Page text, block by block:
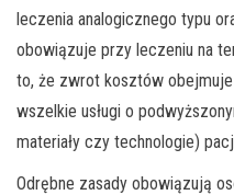
leczenia analogicznego typu
obowiązuje przy leczeniu na
to, że zwrot kosztów
wszelkie usługi o
materiały czy technologie)
Odrębne zasady obowiązują